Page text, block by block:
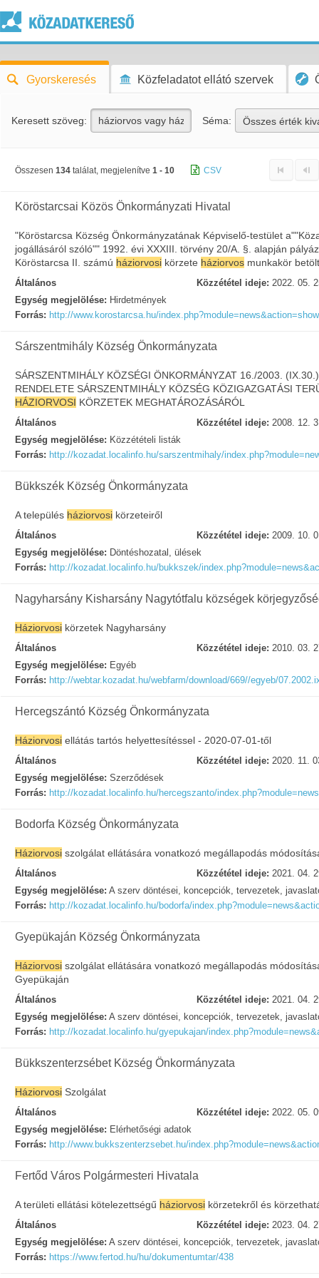
Gyorskeresés Közfeladatot ellátó szervek
Keresett szöveg: Séma: Összes érték
Összesen 134 találat, megjelenítve 1 - 10 CSV
Köröstarcsai Közös Önkormányzati Hivatal
"Köröstarcsa Község Önkormányzatának Képviselő-testület
jogállásáról szóló"" 1992. évi XXXIII. törvény 20/A. §. alapján
Köröstarcsa II. számú háziorvosi körzete háziorvos munkakör
Általános Közzététel ideje: 2022. 05.
Egység megjelölése: Hirdetmények
Forrás: http://www.korostarcsa.hu/
Sárszentmihály Község Önkormányzata
SÁRSZENTMIHÁLY KÖZSÉGI ÖNKORMÁNYZAT 16./2003.
RENDELETE SÁRSZENTMIHÁLY KÖZSÉG KÖZIGAZGATÁSI
HÁZIORVOSI KÖRZETEK MEGHATÁROZÁSÁRÓL
Általános Közzététel ideje: 2008. 12.
Egység megjelölése: Közzétételi listák
Forrás: http://kozadat.localinfo.hu/sarszentmihaly/
Bükkszék Község Önkormányzata
A település háziorvosi körzeteiről
Általános Közzététel ideje: 2009. 10.
Egység megjelölése: Döntéshozatal, ülések
Forrás: http://kozadat.localinfo.hu/bukkszek/
Nagyharsány Kisharsány Nagytótfalu községek
Háziorvosi körzetek Nagyharsány
Általános Közzététel ideje: 2010. 03.
Egység megjelölése: Egyéb
Forrás: http://webtar.kozadat.hu/webfarm/download/669//egyeb/
Hercegszántó Község Önkormányzata
Háziorvosi ellátás tartós helyettesítéssel - 2020-07-01-től
Általános Közzététel ideje: 2020. 11.
Egység megjelölése: Szerződések
Forrás: http://kozadat.localinfo.hu/hercegszanto/
Bodorfa Község Önkormányzata
Háziorvosi szolgálat ellátására vonatkozó megállapodás
Általános Közzététel ideje: 2021. 04.
Egység megjelölése: A szerv döntései, koncepciók, tervezetek,
Forrás: http://kozadat.localinfo.hu/bodorfa/
Gyepükaján Község Önkormányzata
Háziorvosi szolgálat ellátására vonatkozó megállapodás
Gyepükaján
Általános Közzététel ideje: 2021. 04.
Egység megjelölése: A szerv döntései, koncepciók, tervezetek,
Forrás: http://kozadat.localinfo.hu/gyepukajan/
Bükkszenterzsébet Község Önkormányzata
Háziorvosi Szolgálat
Általános Közzététel ideje: 2022. 05.
Egység megjelölése: Elérhetőségi adatok
Forrás: http://www.bukkszenterzsebet.hu/
Fertőd Város Polgármesteri Hivatala
A területi ellátási kötelezettségű háziorvosi körzetekről és
Általános Közzététel ideje: 2023. 04.
Egység megjelölése: A szerv döntései, koncepciók, tervezetek,
Forrás: https://www.fertod.hu/hu/dokumentumtar/438